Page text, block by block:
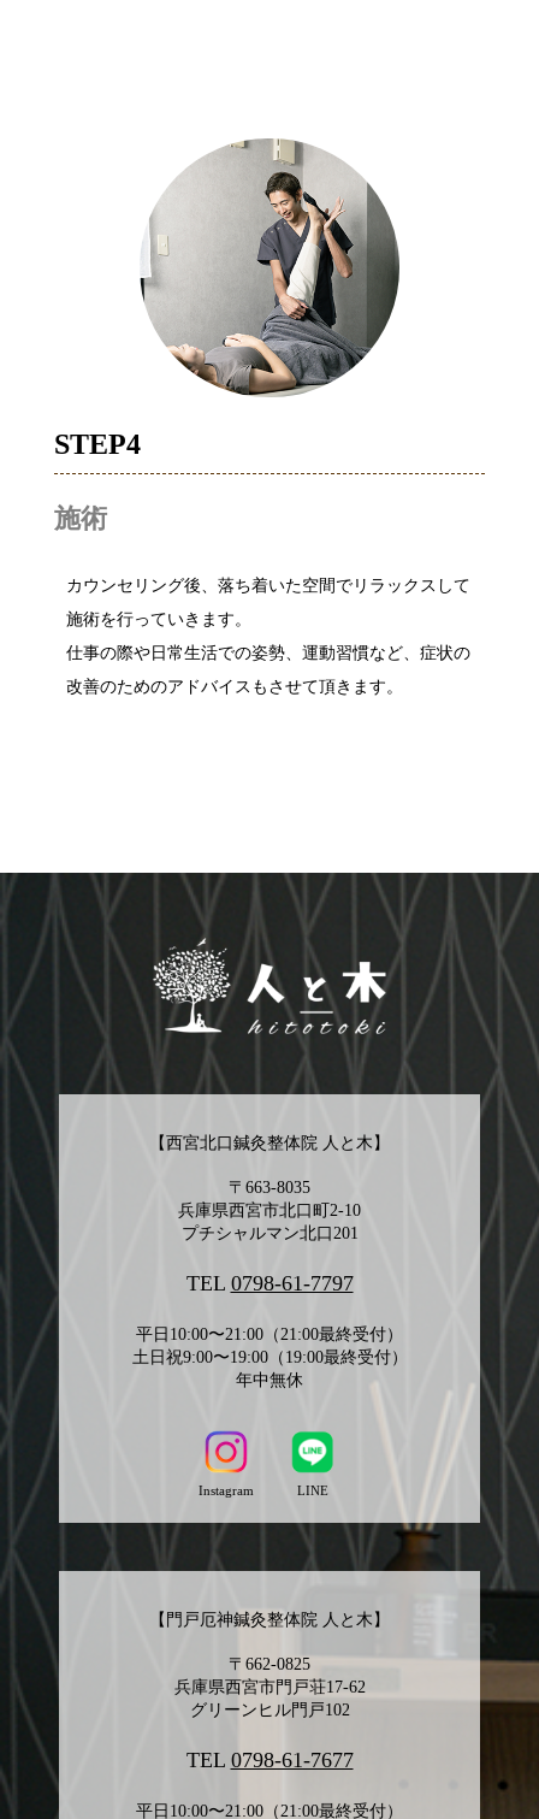
STEP4
施術
カウンセリング後、落ち着いた空間でリラックスして
施術を行っていきます。
仕事の際や日常生活での姿勢、運動習慣など、症状の
改善のためのアドバイスもさせて頂きます。
【西宮北口鍼灸整体院 人と木】
〒663-8035
兵庫県西宮市北口町2-10
プチシャルマン北口201
TEL 0798-61-7797
平日10:00〜21:00（21:00最終受付）
土日祝9:00〜19:00（19:00最終受付）
年中無休
Instagram LINE
【門戸厄神鍼灸整体院 人と木】
〒662-0825
兵庫県西宮市門戸荘17-62
グリーンヒル門戸102
TEL 0798-61-7677
平日10:00〜21:00（21:00最終受付）